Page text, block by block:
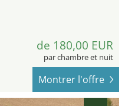
de 180,00 EUR
par chambre et nuit
Montrer l'offre